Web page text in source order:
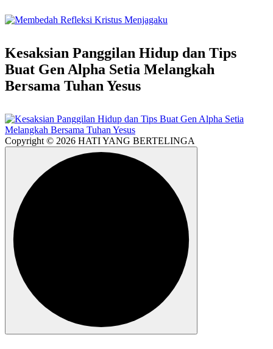
Kesaksian Panggilan Hidup dan Tips
Buat Gen Alpha Setia Melangkah
Bersama Tuhan Yesus
Copyright © 2026 HATI YANG BERTELINGA